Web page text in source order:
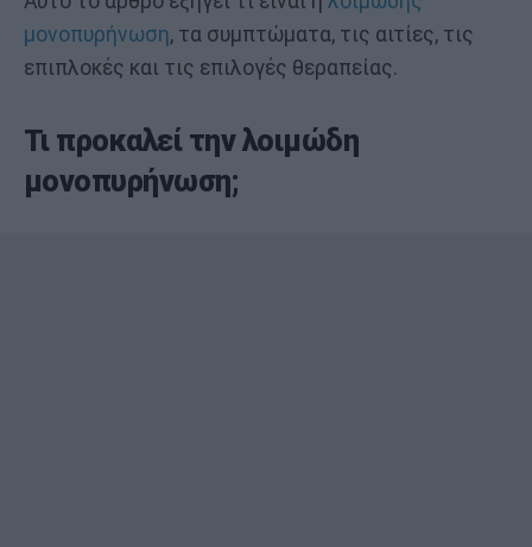
μονοπυρήνωση, τα συμπτώματα, τις αιτίες, τις
επιπλοκές και τις επιλογές θεραπείας.
Τι προκαλεί την λοιμώδη
μονοπυρήνωση;